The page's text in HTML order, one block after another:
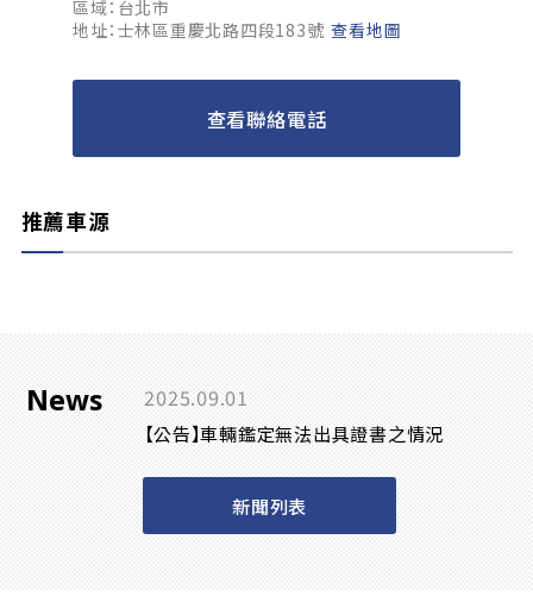
區域：台北市
地址：士林區重慶北路四段183號 查看地圖
查看聯絡電話
推薦車源
News 2025.09.01
【公告】車輛鑑定無法出具證書之情況
新聞列表